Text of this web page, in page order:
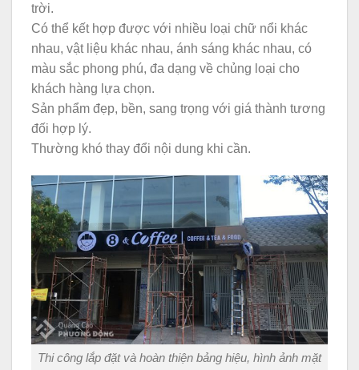
trời.
Có thể kết hợp được với nhiều loại chữ nổi khác
nhau, vật liệu khác nhau, ánh sáng khác nhau, có
màu sắc phong phú, đa dạng về chủng loại cho
khách hàng lựa chọn.
Sản phẩm đẹp, bền, sang trọng với giá thành tương
đối hợp lý.
Thường khó thay đổi nội dung khi cần.
Thi công lắp đặt và hoàn thiện bảng hiệu, hình ảnh mặt